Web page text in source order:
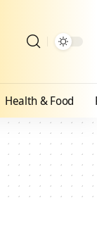
Health & Food